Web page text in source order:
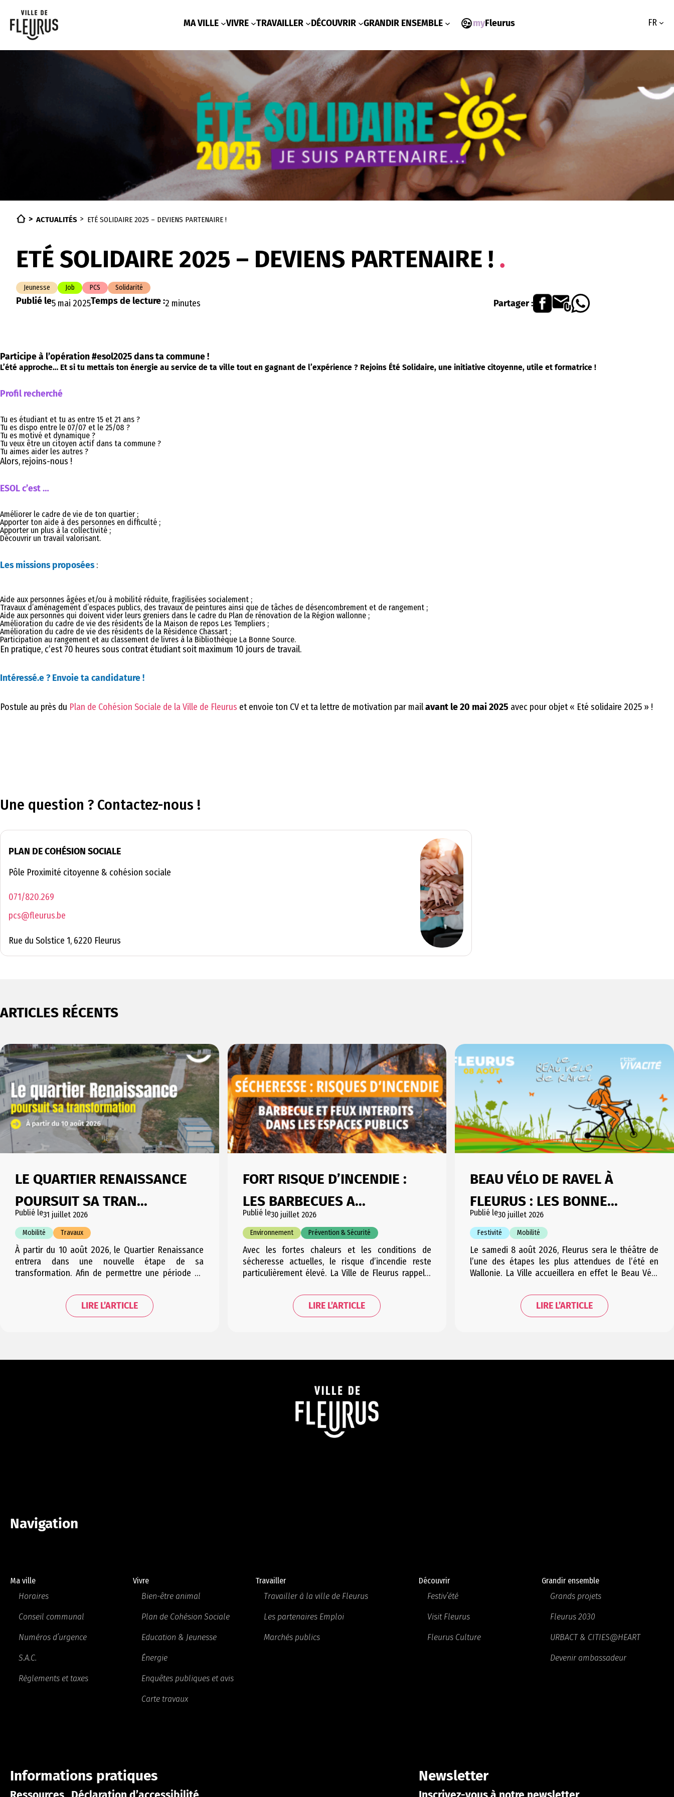
contenu
MA VILLE VIVRE TRAVAILLER DÉCOUVRIR GRANDIR ENSEMBLE myFleurus FR
ACTUALITÉS ETÉ SOLIDAIRE 2025 – DEVIENS PARTENAIRE !
ETÉ SOLIDAIRE 2025 – DEVIENS PARTENAIRE !
Jeunesse Job PCS Solidarité
Publié le5 mai 2025Temps de lecture :2 minutes Partager :
Participe à l’opération #esol2025 dans ta commune !
L’été approche… Et si tu mettais ton énergie au service de ta ville tout en gagnant de l’expérience ? Rejoins Été Solidaire, une initiative citoyenne, utile et formatrice !
Profil recherché
Tu es étudiant et tu as entre 15 et 21 ans ?
Tu es dispo entre le 07/07 et le 25/08 ?
Tu es motivé et dynamique ?
Tu veux être un citoyen actif dans ta commune ?
Tu aimes aider les autres ?
Alors, rejoins-nous !
ESOL c’est …
Améliorer le cadre de vie de ton quartier ;
Apporter ton aide à des personnes en difficulté ;
Apporter un plus à la collectivité ;
Découvrir un travail valorisant.
Les missions proposées :
Aide aux personnes âgées et/ou à mobilité réduite, fragilisées socialement ;
Travaux d’aménagement d’espaces publics, des travaux de peintures ainsi que de tâches de désencombrement et de rangement ;
Aide aux personnes qui doivent vider leurs greniers dans le cadre du Plan de rénovation de la Région wallonne ;
Amélioration du cadre de vie des résidents de la Maison de repos Les Templiers ;
Amélioration du cadre de vie des résidents de la Résidence Chassart ;
Participation au rangement et au classement de livres à la Bibliothèque La Bonne Source.
En pratique, c’est 70 heures sous contrat étudiant soit maximum 10 jours de travail.
Intéressé.e ? Envoie ta candidature !
Postule au près du Plan de Cohésion Sociale de la Ville de Fleurus et envoie ton CV et ta lettre de motivation par mailavant le 20 mai2025 avec pour objet « Eté solidaire 2025 » !
Une question ? Contactez-nous !
PLAN DE COHÉSION SOCIALE
Pôle Proximité citoyenne & cohésion sociale
071/820.269
pcs@fleurus.be
Rue du Solstice 1, 6220 Fleurus
ARTICLES RÉCENTS
LE QUARTIER RENAISSANCE
POURSUIT SA TRAN...
Publié le31 juillet 2026
Mobilité Travaux
À partir du 10 août 2026, le Quartier Renaissance
entrera dans une nouvelle étape de sa
transformation. Afin de permettre une période de
d’embarras possible pour les riverains, cette étape
sera répartie en plusieurs courtes phases
successives. Les trois phases se suivant
LIRE L’ARTICLE
FORT RISQUE D’INCENDIE :
LES BARBECUES A...
Publié le30 juillet 2026
Environnement Prévention & Sécurité
Avec les fortes chaleurs et les conditions de
sécheresse actuelles, le risque d’incendie reste
particulièrement élevé. La Ville de Fleurus rappelle
plus grande vigilance, notamment dans les espaces
naturels et boisés. Documents utiles Des barbecues
ont encore récemment été observés, notamment à
LIRE L’ARTICLE
BEAU VÉLO DE RAVEL À
FLEURUS : LES BONNE...
Publié le30 juillet 2026
Festivité Mobilité
Le samedi 8 août 2026, Fleurus sera le théâtre de
l’une des étapes les plus attendues de l’été en
Wallonie. La Ville accueillera en effet le Beau Vélo
rassemble chaque année plusieurs milliers de
cyclistes et de visiteurs autour d’une journée
placée sous le signe de la…
LIRE L’ARTICLE
Navigation
Ma ville
Horaires
Conseil communal
Numéros d’urgence
S.A.C.
Règlements et taxes
Vivre
Bien-être animal
Plan de Cohésion Sociale
Education & Jeunesse
Énergie
Enquêtes publiques et avis
Carte travaux
Travailler
Travailler à la ville de Fleurus
Les partenaires Emploi
Marchés publics
Découvrir
Festiv’été
Visit Fleurus
Fleurus Culture
Grandir ensemble
Grands projets
Fleurus 2030
URBACT & CITIES@HEART
Devenir ambassadeur
Informations pratiques Newsletter